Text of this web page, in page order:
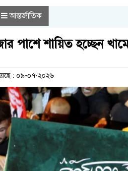
আন্তর্জাতিক
পাশে শায়িত হচ্ছেন
: ০৯-০৭-২০২৬